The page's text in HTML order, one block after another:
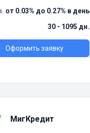
от 0.03% до 0.27% в день
30 - 1095 дн.
Оформить заявку
МигКредит